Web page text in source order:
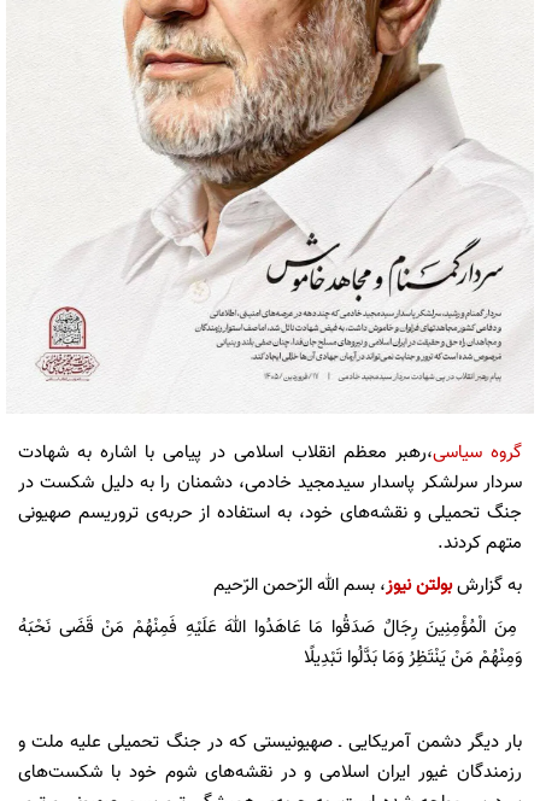
گروه سیاسی،رهبر معظم انقلاب اسلامی در پیامی با اشاره به شهادت
سردار سرلشکر پاسدار سیدمجید خادمی، دشمنان را به دلیل شکست در
جنگ تحمیلی و نقشه‌های خود، به استفاده از حربه‌ی تروریسم صهیونی
متهم کردند.
به گزارشبولتن نیوز، بسم الله الرّحمن الرّحیم
مِنَ الْمُؤْمِنِينَ رِجَالٌ صَدَقُوا مَا عَاهَدُوا اللهَ عَلَيْهِ فَمِنْهُمْ مَنْ قَضَى نَحْبَهُ
وَمِنْهُمْ مَنْ يَنْتَظِرُ وَمَا بَدَّلُوا تَبْدِيلًا
بار دیگر دشمن آمریکایی ـ صهیونیستی که در جنگ تحمیلی علیه ملت و
رزمندگان غیور ایران اسلامی و در نقشه‌های شوم خود با شکست‌های